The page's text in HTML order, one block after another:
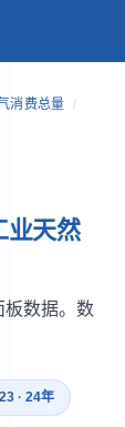
消费总量
/
业天然
板数据。数
· 24年